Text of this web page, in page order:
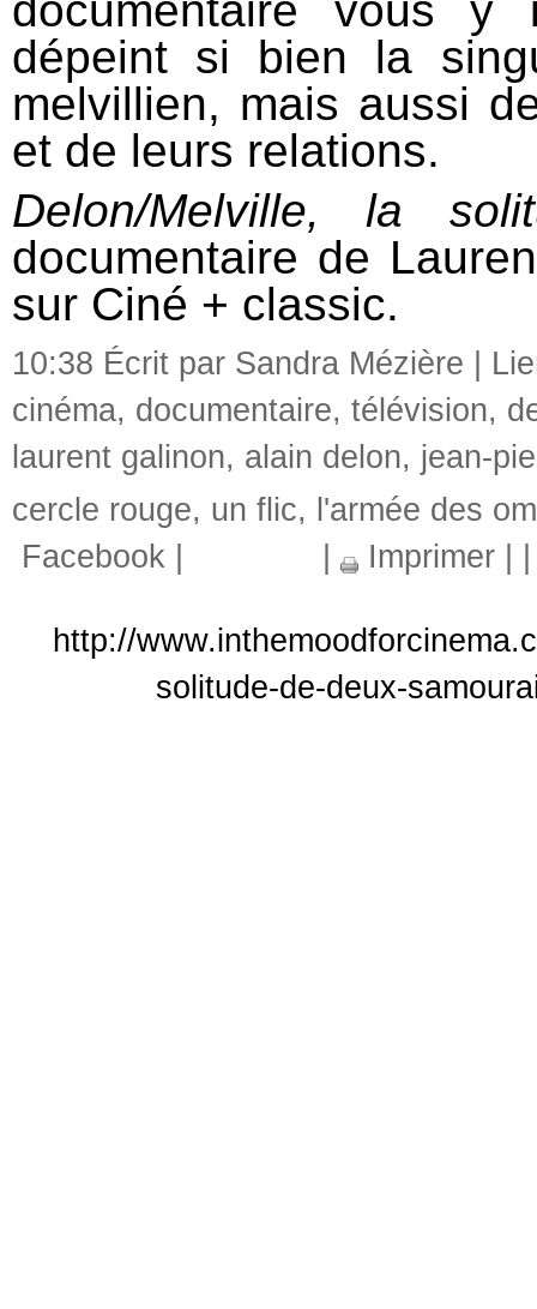
dépeint si bien la
melvillien, mais aussi
et de leurs relations.
Delon/Melville, la
documentaire de
sur Ciné + classic.
10:38 Écrit par Sandra Mézière |
cinéma, documentaire, télévision,
laurent galinon, alain delon, jean-
cercle rouge, un flic, l'armée des
Facebook
Imprimer
http://
solitude-de-deux-